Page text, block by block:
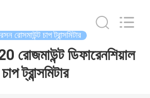
রোসমাউন্ট চাপ ট্রান্সমিটার
ডিফারেনশিয়াল
চাপ ট্রান্সমিটার